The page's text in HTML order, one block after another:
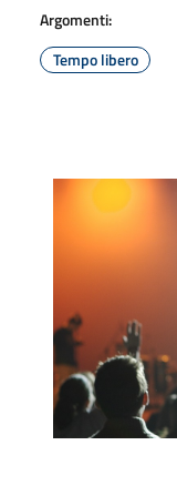
Argomenti:
Tempo libero